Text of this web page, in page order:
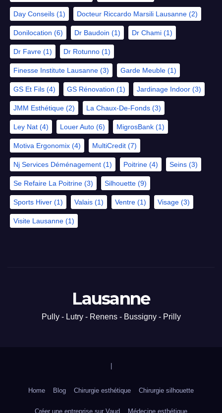
Day Conseils (1) Docteur Riccardo Marsili Lausanne (2)
Donilocation (6) Dr Baudoin (1) Dr Chami (1)
Dr Favre (1) Dr Rotunno (1)
Finesse Institute Lausanne (3) Garde Meuble (1)
GS Et Fils (4) GS Rénovation (1) Jardinage Indoor (3)
JMM Esthétique (2) La Chaux-De-Fonds (3)
Ley Nat (4) Louer Auto (6) MigrosBank (1)
Motiva Ergonomix (4) MultiCredit (7)
Nj Services Déménagement (1) Poitrine (4) Seins (3)
Se Refaire La Poitrine (3) Silhouette (9)
Sports Hiver (1) Valais (1) Ventre (1) Visage (3)
Visite Lausanne (1)
Lausanne
Pully - Lutry - Renens - Bussigny - Prilly
Home Blog Chirurgie esthétique Chirurgie silhouette
Créer une entreprise sur Vaud Médecine esthétique